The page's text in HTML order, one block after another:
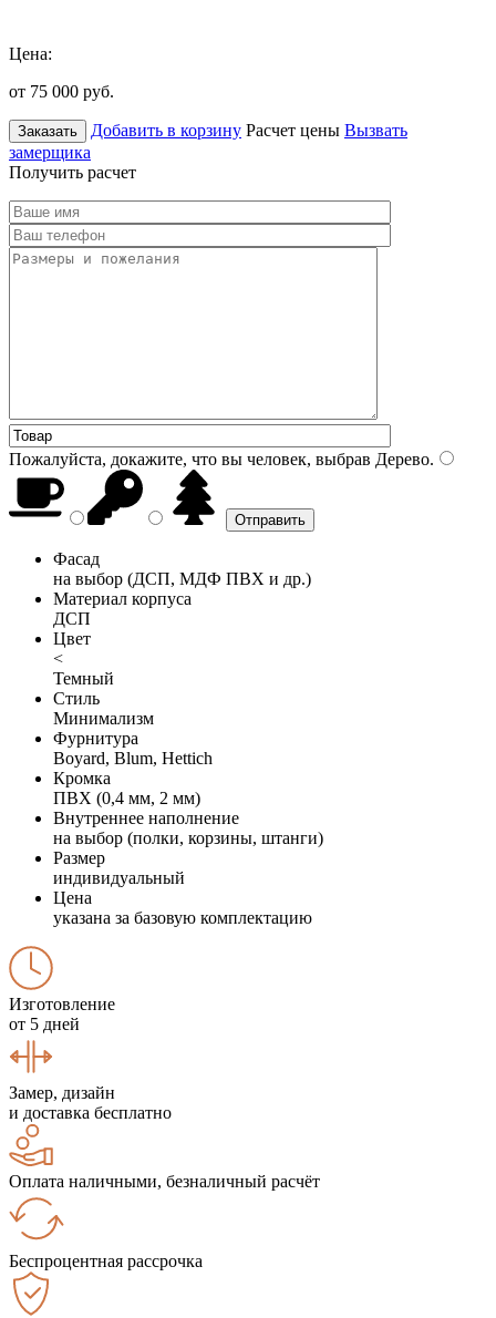
Цена:
от 75 000 руб.
Заказать Добавить в корзину Расчет цены Вызвать
замерщика
Получить расчет
Пожалуйста, докажите, что вы человек, выбрав Дерево.
Фасад
на выбор (ДСП, МДФ ПВХ и др.)
Материал корпуса
ДСП
Цвет
<
Темный
Стиль
Минимализм
Фурнитура
Boyard, Blum, Hettich
Кромка
ПВХ (0,4 мм, 2 мм)
Внутреннее наполнение
на выбор (полки, корзины, штанги)
Размер
индивидуальный
Цена
указана за базовую комплектацию
Изготовление
от 5 дней
Замер, дизайн
и доставка бесплатно
Оплата наличными, безналичный расчёт
Беспроцентная рассрочка